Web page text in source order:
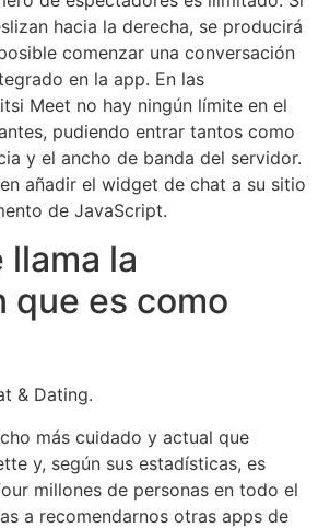
hacia la derecha, se producirá
comenzar una conversación
en la app. En las
Meet no hay ningún límite en el
pudiendo entrar tantos como
y el ancho de banda del servidor.
añadir el widget de chat a su sitio
de JavaScript.
llama la
que es como
& Dating.
más cuidado y actual que
y, según sus estadísticas, es
millones de personas en todo el
a recomendarnos otras apps de